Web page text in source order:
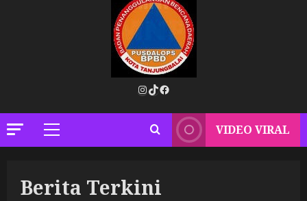
Instagram
TikTok
Facebook
Primary
VIDEO VIRAL
Berita Terkini